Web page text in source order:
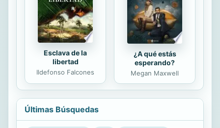
Esclava de la
libertad
Ildefonso Falcones
¿A qué estás
esperando?
Megan Maxwell
Últimas Búsquedas